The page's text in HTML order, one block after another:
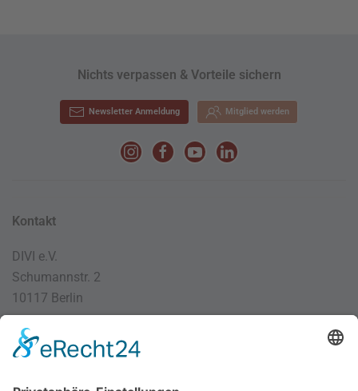
Nichts verpassen & Vorteile sichern
Newsletter Anmeldung Mitglied werden
Kontakt
DIVI e.V.
Schumannstr. 2
10117 Berlin
030 / 4000 56 32